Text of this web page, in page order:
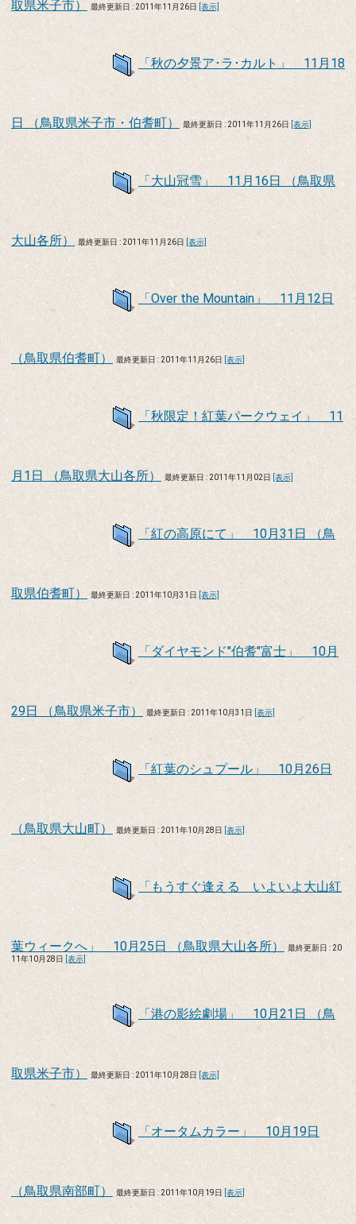
取県米子市） 最終更新日 : 2011年11月26日 [表示]
「秋の夕景ア･ラ･カルト」 11月18
日 （鳥取県米子市・伯耆町） 最終更新日 : 2011年11月26日 [表示]
「大山冠雪」 11月16日 （鳥取県
大山各所） 最終更新日 : 2011年11月26日 [表示]
「Over the Mountain」 11月12日
（鳥取県伯耆町） 最終更新日 : 2011年11月26日 [表示]
「秋限定！紅葉パークウェイ」 11
月1日 （鳥取県大山各所） 最終更新日 : 2011年11月02日 [表示]
「紅の高原にて」 10月31日 （鳥
取県伯耆町） 最終更新日 : 2011年10月31日 [表示]
「ダイヤモンド"伯耆"富士」 10月
29日 （鳥取県米子市） 最終更新日 : 2011年10月31日 [表示]
「紅葉のシュプール」 10月26日
（鳥取県大山町） 最終更新日 : 2011年10月28日 [表示]
「もうすぐ逢える いよいよ大山紅
葉ウィークへ」 10月25日 （鳥取県大山各所）
最終更新日 : 20
11年10月28日
[表示]
「港の影絵劇場」 10月21日 （鳥
取県米子市） 最終更新日 : 2011年10月28日 [表示]
「オータムカラー」 10月19日
（鳥取県南部町） 最終更新日 : 2011年10月19日 [表示]